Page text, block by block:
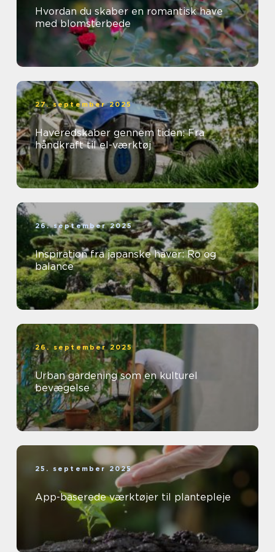
Hvordan du skaber en romantisk have
med blomsterbede
27. september 2025
Haveredskaber gennem tiden: Fra
håndkraft til el-værktøj
26. september 2025
Inspiration fra japanske haver: Ro og
balance
26. september 2025
Urban gardening som en kulturel
bevægelse
25. september 2025
App-baserede værktøjer til plantepleje